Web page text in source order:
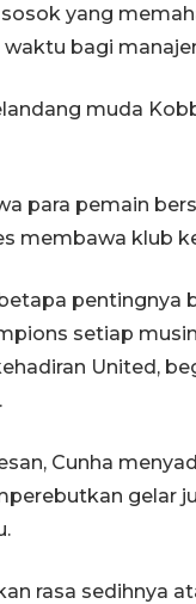
yang
bagi
muda
para pemain
membawa klub
pentingnya
setiap
United,
Cunha
gelar
rasa sedihnya